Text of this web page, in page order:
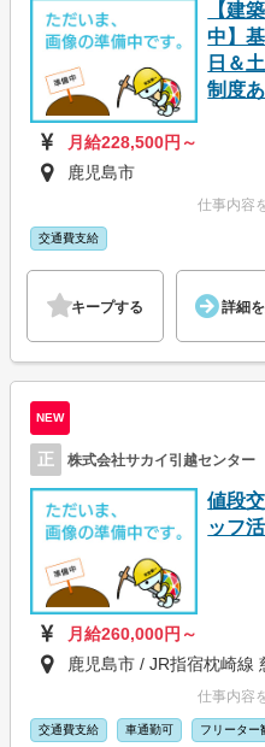
【建
中】
日＆
制度
月給228,500円～
鹿児島市
仕事内容
交通費支給
キープする 詳細
NEW
正 株式会社サカイ引越センタ
値段
ッフ
月給260,000円～
鹿児島市 / JR指宿枕崎線
仕事内容
交通費支給 車通勤可 フリーター